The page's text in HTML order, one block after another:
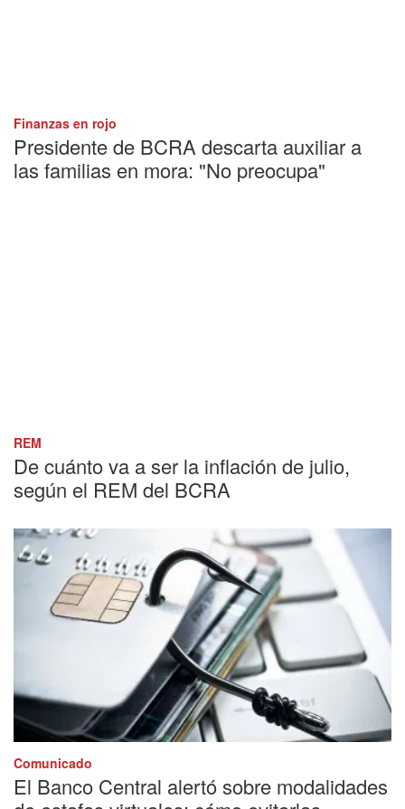
Finanzas en rojo
Presidente de BCRA descarta auxiliar a
las familias en mora: "No preocupa"
REM
De cuánto va a ser la inflación de julio,
según el REM del BCRA
Comunicado
El Banco Central alertó sobre modalidades